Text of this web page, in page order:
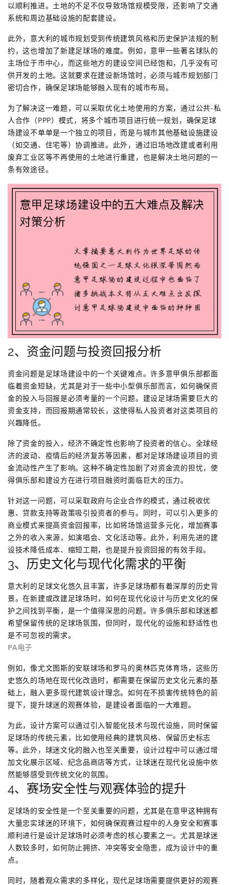
以顺利推进。土地的不足不仅导致场馆规模受限，还影响了交通
系统和周边基础设施的配套建设。
此外，意大利的城市规划受到传统建筑风格和历史保护法规的制
约，这也增加了新建足球场的难度。例如，意甲一些著名球队的
主场位于市中心，而这些地方的建设空间已经饱和，几乎没有可
供开发的土地。这就要求在建设新场馆时，必须与城市规划部门
密切合作，确保足球场能够融入现有的城市布局。
为了解决这一难题，可以采取优化土地使用的方案，通过公共-私
人合作（PPP）模式，将多个城市项目进行统一规划，确保足球
场建设不单单是一个独立的项目，而是与城市其他基础设施建设
（如交通、住宅等）协调推进。此外，通过旧场地改建或者利用
废弃工业区等不再使用的土地进行重建，也是解决土地问题的一
条有效途径。
2、资金问题与投资回报分析
资金问题是足球场建设中的一个关键难点。许多意甲俱乐部都面
临着资金短缺，尤其是对于一些中小型俱乐部而言，如何确保资
金的投入与回报是必须考量的一个问题。建设足球场需要巨大的
资金支持，而回报期通常较长，这使得私人投资者对这类项目的
兴趣降低。
除了资金的投入，经济不确定性也影响了投资者的信心。全球经
济的波动、疫情后的经济复苏等因素，都对足球场建设项目的资
金流动性产生了影响。这种不确定性加剧了对资金流的担忧，使
得俱乐部和建设方在进行项目融资时面临巨大的压力。
针对这一问题，可以采取政府与企业合作的模式，通过税收优
惠、贷款支持等政策吸引投资者的参与。同时，可以引入更多的
商业模式来提高资金回报率，比如将场馆运营多元化，增加赛事
之外的收入来源，如演唱会、文化活动等。此外，利用先进的建
设技术降低成本、缩短工期，也是提升投资回报的有效手段。
3、历史文化与现代化需求的平衡
意大利的足球文化悠久且丰富，许多足球场都有着深厚的历史背
景。在新建或改建足球场时，如何在现代化设计与历史文化的保
护之间找到平衡，是一个值得深思的问题。许多俱乐部和球迷都
希望保留传统的足球场氛围，但同时，现代化的设施和舒适性也
是不可忽视的需求。
PA电子
例如，像尤文图斯的安联球场和罗马的奥林匹克体育场，这些历
史悠久的场地在现代化改造时，都需要在保留历史文化元素的基
础上，融入更多现代建筑设计理念。如何在不损害传统特色的前
提下，提升球迷的观赛体验，是建设者面临的一大难题。
为此，设计方案可以通过引入智能化技术与现代设施，同时保留
足球场的传统元素，比如使用经典的建筑风格、保留历史标志
等。此外，球迷文化的融入也至关重要，设计过程中可以通过增
加文化展示区域、纪念品商店等方式，让球迷在现代化设施中依
然能够感受到传统文化的氛围。
4、赛场安全性与观赛体验的提升
足球场的安全性是一个至关重要的问题，尤其是在意甲这种拥有
大量忠实球迷的环境下，如何确保观赛过程中的人身安全和赛事
顺利进行是设计足球场时必须考虑的核心要素之一。尤其是球迷
人数较多时，如何防止拥挤、冲突等安全隐患，成为设计中的重
点。
同时，随着观众需求的多样化，现代足球场需要提供更好的观赛